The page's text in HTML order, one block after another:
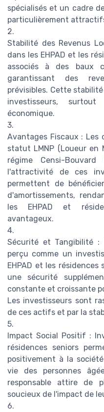
spécialisés et un cadre
particulièrement
2.
Stabilité des Revenus
dans les EHPAD et les
associés à des baux
garantissant des
prévisibles. Cette
investisseurs,
économique.
3.
Avantages Fiscaux :
statut LMNP (Loueur en
régime Censi-
l'attractivité de ces
permettent de
d'amortissements,
les EHPAD et
avantageux.
4.
Sécurité et Tangibilité :
perçu comme un
EHPAD et les
une sécurité
constante et croissante
Les investisseurs sont
de ces actifs et par la
5.
Impact Social Positif :
résidences seniors
positivement à la
vie des personnes
responsable attire de
soucieux de l'impact de
6.